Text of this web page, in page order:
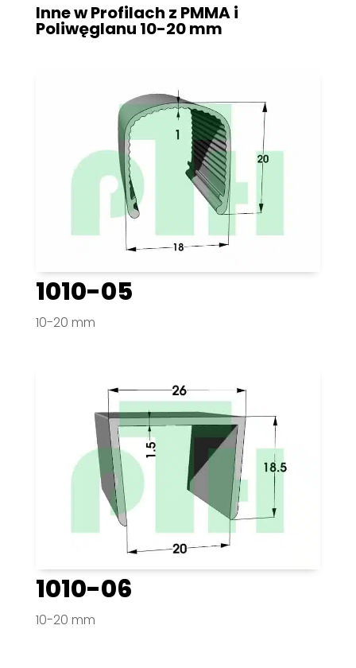
Inne w Profilach z PMMA i
Poliwęglanu 10-20 mm
1010-05
10-20 mm
1010-06
10-20 mm